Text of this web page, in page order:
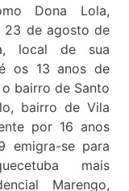
Dona Lola,
23 de agosto de
local de sua
os 13 anos de
bairro de Santo
bairro de Vila
por 16 anos
emigra-se para
mais
Marengo,